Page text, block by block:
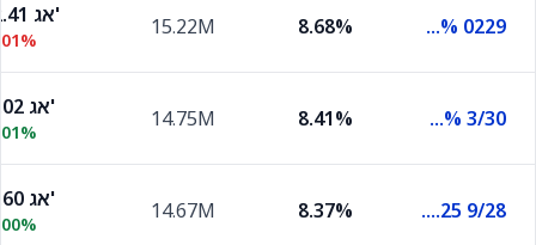
Ilgov 3.75% 0229
8.68%
15.22M 102.41 אג'
Ilgov 1% 3/30
8.41%
14.75M 92.02 אג'
Ilgov 2.25 9/28
8.37%
14.67M 99.60 אג'